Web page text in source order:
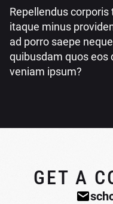
Repellendus
itaque minus
ad porro saepe
quibusdam quos eos
veniam ipsum?
GET A